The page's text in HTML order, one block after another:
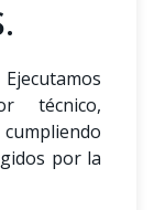
Ejecutamos
técnico,
por la